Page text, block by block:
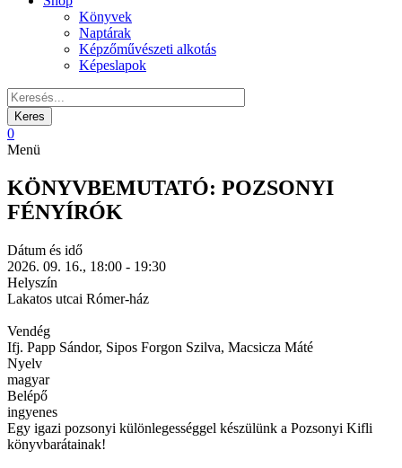
Könyvek
Naptárak
Képzőművészeti alkotás
Képeslapok
0
Menü
KÖNYVBEMUTATÓ: POZSONYI
FÉNYÍRÓK
Dátum és idő
2026. 09. 16., 18:00 - 19:30
Helyszín
Lakatos utcai Rómer-ház
Vendég
Ifj. Papp Sándor, Sipos Forgon Szilva, Macsicza Máté
Nyelv
magyar
Belépő
ingyenes
Egy igazi pozsonyi különlegességgel készülünk a Pozsonyi Kifli
könyvbarátainak!